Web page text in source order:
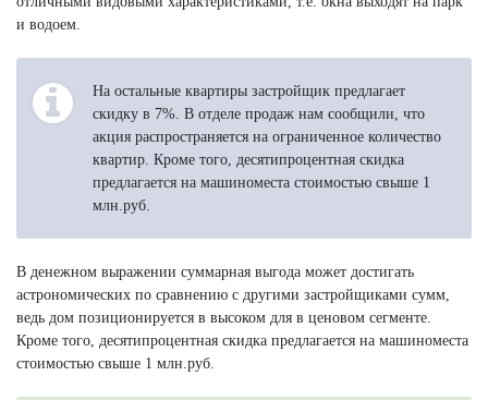
и водоем.
На остальные квартиры застройщик предлагает
скидку в 7%. В отделе продаж нам сообщили, что
акция распространяется на ограниченное количество
квартир. Кроме того, десятипроцентная скидка
предлагается на машиноместа стоимостью свыше 1
млн.руб.
В денежном выражении суммарная выгода может достигать
астрономических по сравнению с другими застройщиками сумм,
ведь дом позиционируется в высоком для в ценовом сегменте.
Кроме того, десятипроцентная скидка предлагается на машиноместа
стоимостью свыше 1 млн.руб.